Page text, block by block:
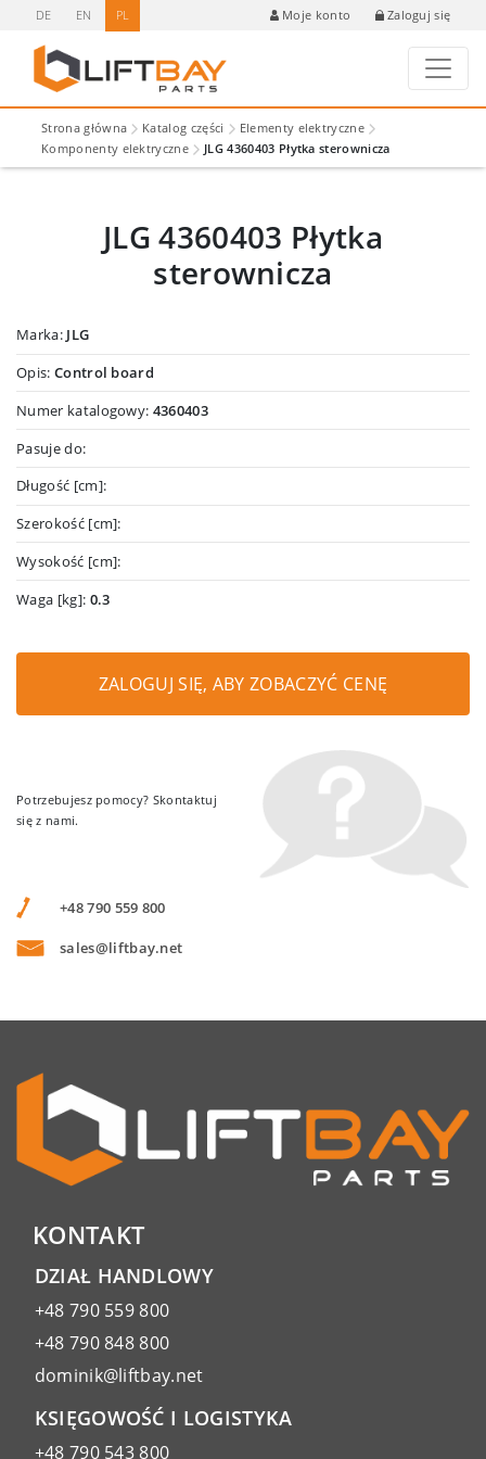
DE EN PL Moje konto Zaloguj się
Strona główna Katalog części
Elementy elektryczne
Komponenty elektryczne
JLG 4360403 Płytka sterownicza
JLG 4360403 Płytka
sterownicza
Marka: JLG
Opis: Control board
Numer katalogowy: 4360403
Pasuje do:
Długość [cm]:
Szerokość [cm]:
Wysokość [cm]:
Waga [kg]: 0.3
ZALOGUJ SIĘ, ABY ZOBACZYĆ CENĘ
Potrzebujesz pomocy? Skontaktuj
się z nami.
+48 790 559 800
sales@liftbay.net
KONTAKT
DZIAŁ HANDLOWY
+48 790 559 800
+48 790 848 800
dominik@liftbay.net
KSIĘGOWOŚĆ I LOGISTYKA
+48 790 543 800